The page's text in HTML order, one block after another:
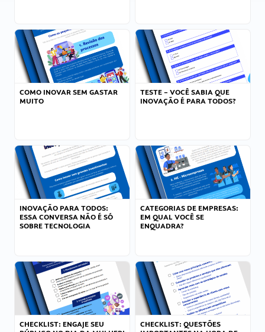
COMO INOVAR SEM GASTAR
MUITO
TESTE – VOCÊ SABIA QUE
INOVAÇÃO É PARA TODOS?
INOVAÇÃO PARA TODOS:
ESSA CONVERSA NÃO É SÓ
SOBRE TECNOLOGIA
CATEGORIAS DE EMPRESAS:
EM QUAL VOCÊ SE
ENQUADRA?
CHECKLIST: ENGAJE SEU
CHECKLIST: QUESTÕES